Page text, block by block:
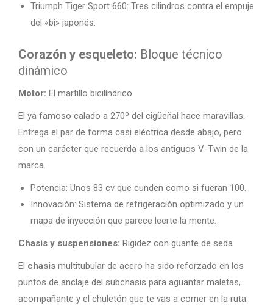
Triumph Tiger Sport 660: Tres cilindros contra el empuje
del «bi» japonés.
Corazón y esqueleto: Bloque técnico
dinámico
Motor: El martillo bicilíndrico
El ya famoso calado a 270º del cigüeñal hace maravillas.
Entrega el par de forma casi eléctrica desde abajo, pero
con un carácter que recuerda a los antiguos V-Twin de la
marca.
Potencia: Unos 83 cv que cunden como si fueran 100.
Innovación: Sistema de refrigeración optimizado y un
mapa de inyección que parece leerte la mente.
Chasis y suspensiones: Rigidez con guante de seda
El chasis multitubular de acero ha sido reforzado en los
puntos de anclaje del subchasis para aguantar maletas,
acompañante y el chuletón que te vas a comer en la ruta.